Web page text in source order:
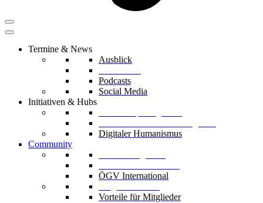
Termine & News
Ausblick
Podcasts
Social Media
Initiativen & Hubs
Digitaler Humanismus
Community
ÖGV International
Vorteile für Mitglieder